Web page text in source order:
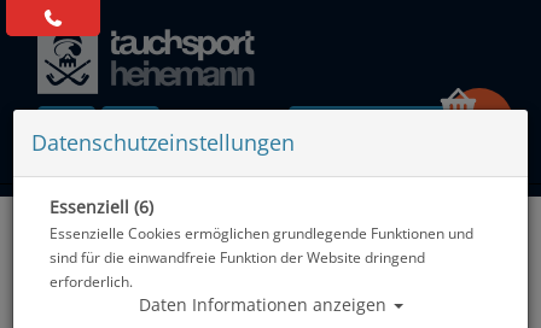
Alle Artikel zeigen aus: Zubehör
Datenschutzeinstellungen
Essenziell (6)
Essenzielle Cookies ermöglichen grundlegende Funktionen und
sind für die einwandfreie Funktion der Website dringend
erforderlich.
Daten Informationen anzeigen